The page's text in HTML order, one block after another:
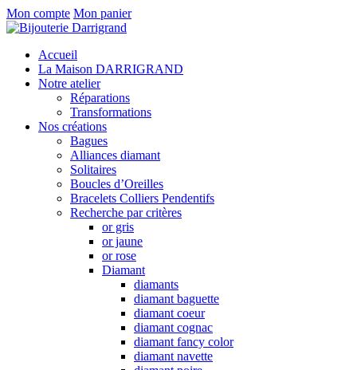
Mon compte Mon panier
Accueil
La Maison DARRIGRAND
Notre atelier
Réparations
Transformations
Nos créations
Bagues
Alliances diamant
Solitaires
Boucles d’Oreilles
Bracelets Colliers Pendentifs
Recherche par critères
or gris
or jaune
or rose
Diamant
diamants
diamant baguette
diamant coeur
diamant cognac
diamant fancy color
diamant navette